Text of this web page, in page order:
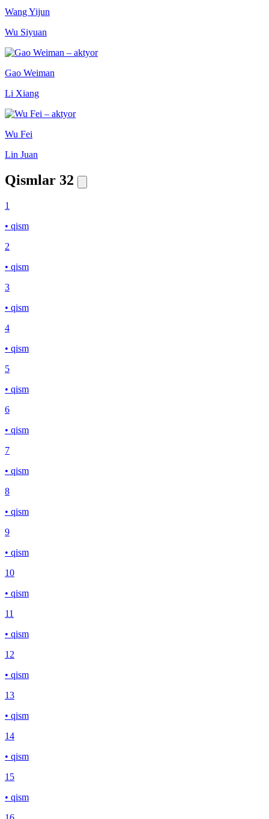
Wang Yijun
Wu Siyuan
Gao Weiman
Li Xiang
Wu Fei
Lin Juan
Qismlar 32
1
• qism
2
• qism
3
• qism
4
• qism
5
• qism
6
• qism
7
• qism
8
• qism
9
• qism
10
• qism
11
• qism
12
• qism
13
• qism
14
• qism
15
• qism